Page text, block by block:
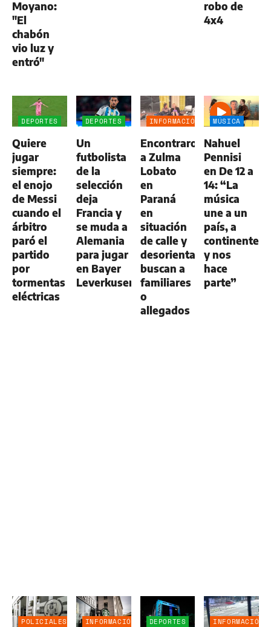
Moyano:
"El
chabón
vio luz y
entró"
robo de
4x4
DEPORTES
Quiere
jugar
siempre:
el enojo
de Messi
cuando el
árbitro
paró el
partido
por
tormentas
eléctricas
DEPORTES
Un
futbolista
de la
selección
deja
Francia y
se muda a
Alemania
para jugar
en Bayer
Leverkusen
INFORMACIÓN
Encontraron
a Zulma
Lobato
en
Paraná
en
situación
de calle y
desorientada:
buscan a
familiares
o
allegados
MÚSICA
Nahuel
Pennisi
en De 12 a
14: “La
música
une a un
país, a
continentes
y nos
hace
parte”
POLICIALES INFORMACIÓN DEPORTES INFORMACIÓN